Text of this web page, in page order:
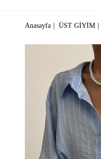
Anasayfa ÜST GİYİM